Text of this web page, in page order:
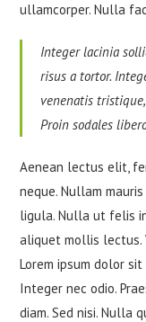
ullamcorper. Nulla
Integer lacinia
risus a tortor.
venenatis
Proin sodales
Aenean lectus elit,
neque. Nullam
ligula. Nulla ut felis
aliquet mollis lectus.
Lorem ipsum dolor
Integer nec odio.
diam. Sed nisi. Nulla